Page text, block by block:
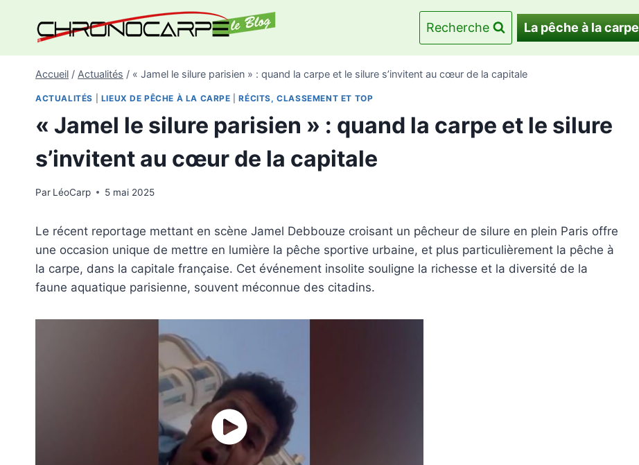
contenu
Recherche La pêche à la carpe
Accueil / Actualités / « Jamel le silure parisien » : quand la carpe et le silure s’invitent au cœur de la capitale
ACTUALITÉS LIEUX DE PÊCHE À LA CARPE |RÉCITS, CLASSEMENT ET TOP
« Jamel le silure parisien » : quand la carpe et le silure
s’invitent au cœur de la capitale
Par LéoCarp 5 mai 2025
Le récent reportage mettant en scène Jamel Debbouze croisant un pêcheur de silure en plein Paris offre
une occasion unique de mettre en lumière la pêche sportive urbaine, et plus particulièrement la pêche à
la carpe, dans la capitale française. Cet événement insolite souligne la richesse et la diversité de la
faune aquatique parisienne, souvent méconnue des citadins.